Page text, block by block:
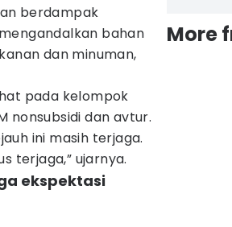
berdampak
bahan
dan minuman,
pada kelompok
nonsubsidi dan avtur.
ini masih terjaga.
terjaga,” ujarnya.
ekspektasi
More